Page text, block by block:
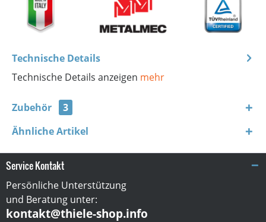
Technische Details
Technische Details anzeigen mehr
Zubehör
3
Ähnliche Artikel
Service Kontakt
Persönliche Unterstützung
und Beratung unter:
kontakt@thiele-shop.info